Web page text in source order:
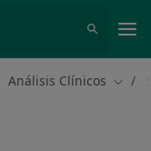
Análisis Clínicos